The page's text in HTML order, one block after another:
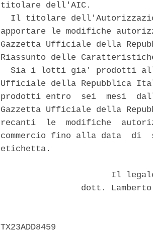
titolare dell'AIC.
Il titolare
apportare le modifiche
Gazzetta Ufficiale della
Riassunto delle
Sia i lotti gia' prodotti
Ufficiale della Repubblica
prodotti entro  sei  mesi
Gazzetta Ufficiale della
recanti  le  modifiche
commercio fino alla data  di
etichetta.
Il
dott.